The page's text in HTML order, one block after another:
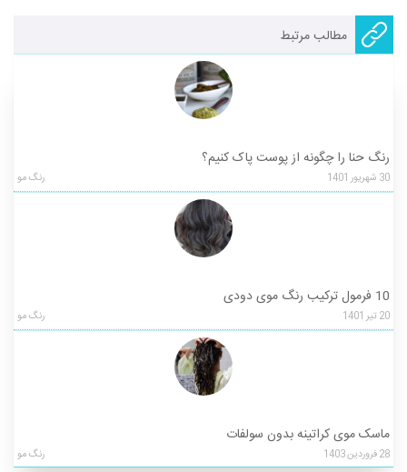
مطالب مرتبط
رنگ حنا را چگونه از پوست پاک کنیم؟
30 شهریور 1401 رنگ مو
10 فرمول ترکیب رنگ موی دودی
20تیر 1401 رنگ مو
ماسک موی کراتینه بدون سولفات
28فروردین1403 رنگ مو